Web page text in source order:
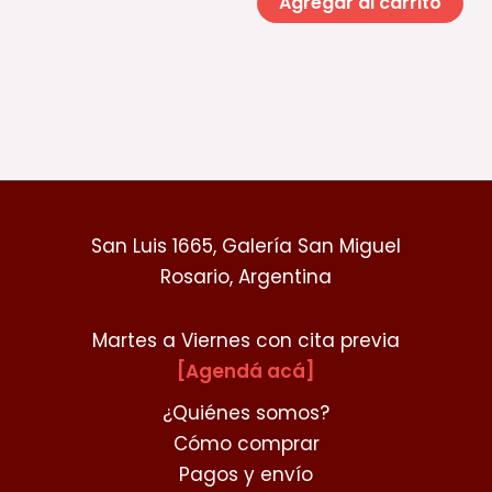
San Luis 1665, Galería San Miguel
Rosario, Argentina
Martes a Viernes con cita previa
[Agendá acá]
¿Quiénes somos?
Cómo comprar
Pagos y envío